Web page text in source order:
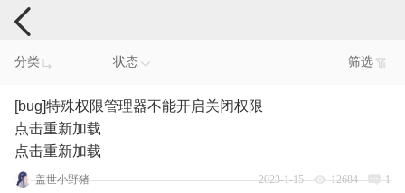
手机反馈
分类 状态 筛选
[bug]特殊权限管理器不能开启关闭权限
点击重新加载
点击重新加载
盖世小野猪 2023-1-15 12684 1